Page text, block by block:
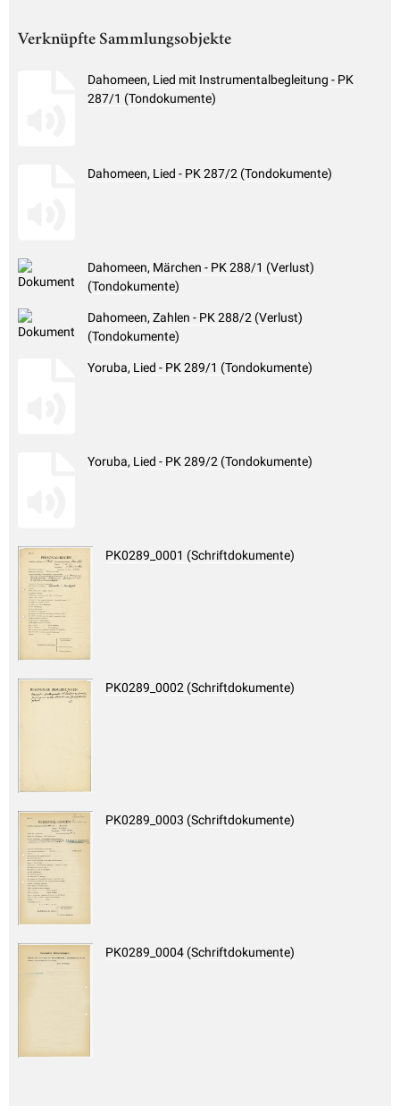
Verknüpfte Sammlungsobjekte
Dahomeen, Lied mit Instrumentalbegleitung - PK
287/1 (Tondokumente)
Dahomeen, Lied - PK 287/2 (Tondokumente)
Dahomeen, Märchen - PK 288/1 (Verlust)
(Tondokumente)
Dahomeen, Zahlen - PK 288/2 (Verlust)
(Tondokumente)
Yoruba, Lied - PK 289/1 (Tondokumente)
Yoruba, Lied - PK 289/2 (Tondokumente)
PK0289_0001 (Schriftdokumente)
PK0289_0002 (Schriftdokumente)
PK0289_0003 (Schriftdokumente)
PK0289_0004 (Schriftdokumente)